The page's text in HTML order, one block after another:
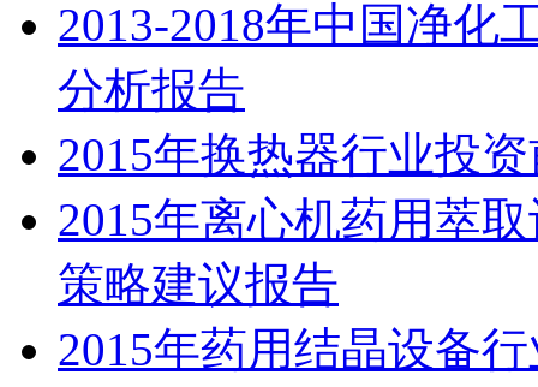
2013-2018年中国净化
分析报告
2015年换热器行业投
2015年离心机药用萃
策略建议报告
2015年药用结晶设备